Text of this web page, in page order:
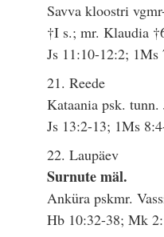
Savva kloostri
†I s.; mr. Klaudia
Js 11:10-12:2;
21. Reede
Kataania psk.
Js 13:2-13; 1Ms
22. Laupäev
Surnute mäl.
Anküra pskmr.
Hb 10:32-38; Mk